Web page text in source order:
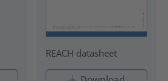
REACH datasheet